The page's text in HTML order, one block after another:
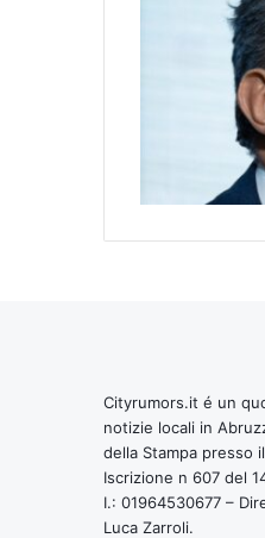
Cityrumors.it é un
notizie locali in
della Stampa presso
Iscrizione n 607 del
I.: 01964530677 –
Luca Zarroli.